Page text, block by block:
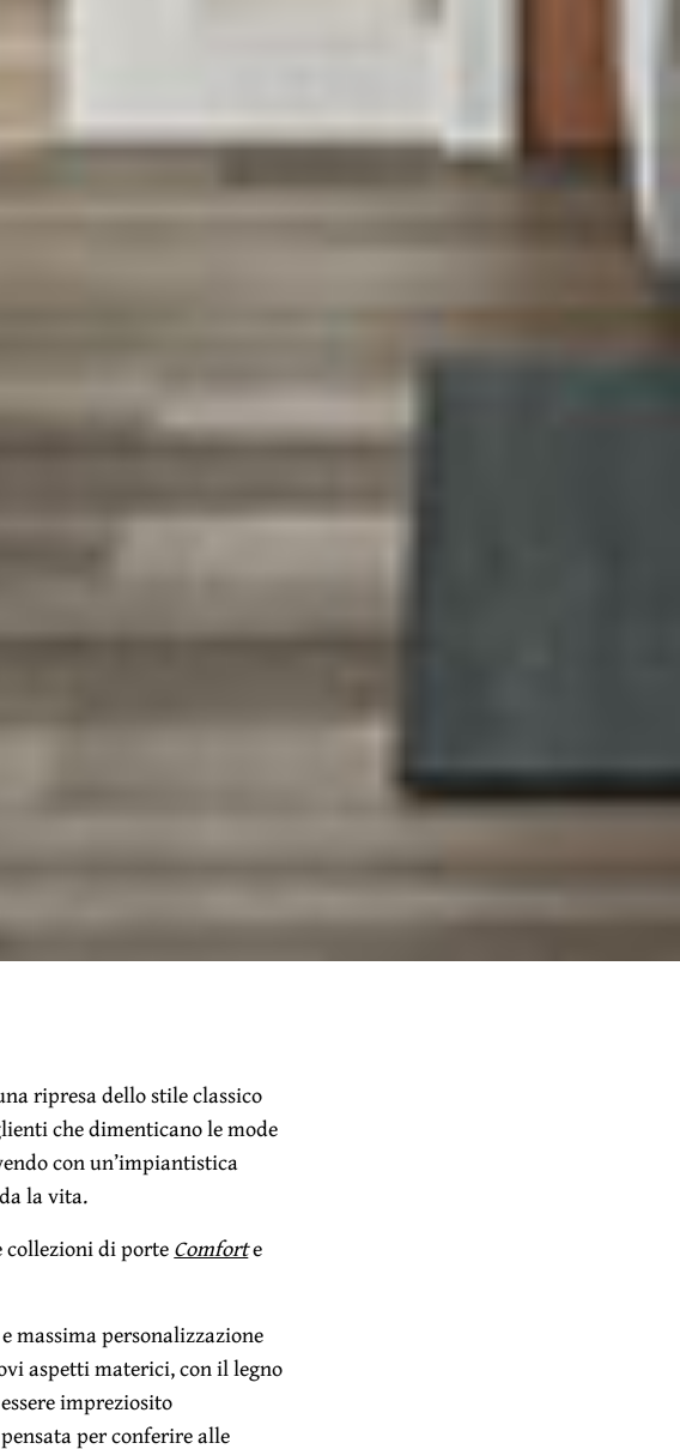
ripresa dello stile classico
che dimenticano le mode
con un’impiantistica
la vita.
collezioni di porteComforte
massima personalizzazione
aspetti materici, con il legno
impreziosito
per conferire alle